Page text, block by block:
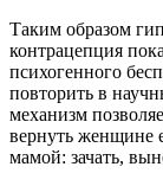
Таким образом
контрацепция
психогенного
повторить в
механизм
вернуть женщине
мамой: зачать,